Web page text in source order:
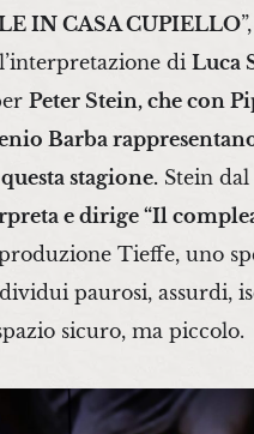
IN CASA CUPIELLO”,
diLuca
Peter Stein, che con
Barba
stagione. Stein dal
e dirige “Il
Tieffe, uno
paurosi, assurdi,
sicuro, ma piccolo.